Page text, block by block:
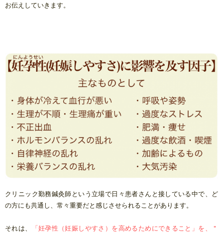
お伝えしていきます。
クリニック勤務鍼灸師という立場で日々患者さんと接している中で、ど
の方にも共通し、常々重要だと感じさせられることがあります。
それは、
「妊孕性（妊娠しやすさ）を高めるためにできること」を、＂